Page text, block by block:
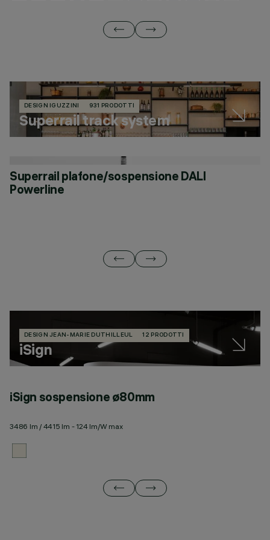
DESIGN IGUZZINI 931 PRODOTTI
Superrail track system
Superrail plafone/sospensione DALI
Powerline
DESIGN JEAN-MARIE DUTHILLEUL 12 PRODOTTI
iSign
iSign sospensione ø80mm
3486 lm / 4415 lm - 124 lm/W max